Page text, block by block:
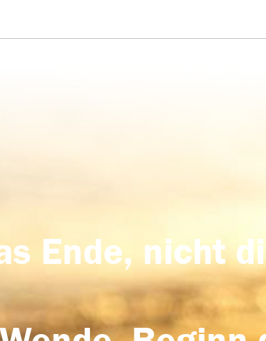
Ende, nicht